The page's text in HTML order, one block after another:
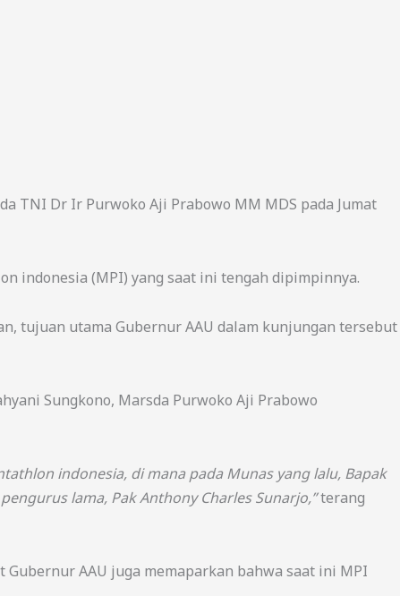
TNI Dr Ir Purwoko Aji Prabowo MM MDS pada Jumat
indonesia (MPI) yang saat ini tengah dipimpinnya.
tujuan utama Gubernur AAU dalam kunjungan tersebut
Sungkono, Marsda Purwoko Aji Prabowo
indonesia, di mana pada Munas yang lalu, Bapak
lama, Pak Anthony Charles Sunarjo,”terang
AAU juga memaparkan bahwa saat ini MPI